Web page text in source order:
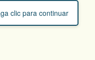
clic para continuar